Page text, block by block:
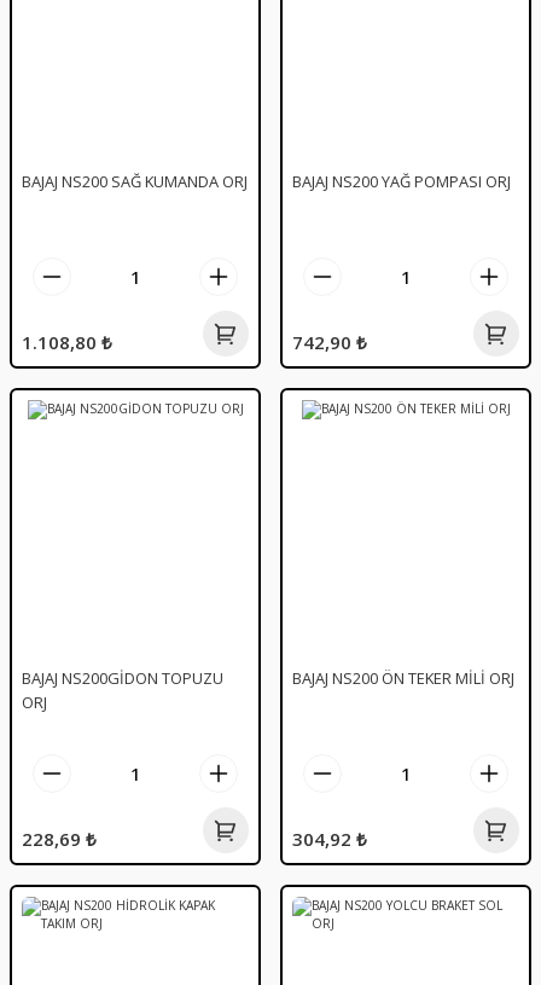
BAJAJ NS200 SAĞ KUMANDA ORJ
1.108,80 ₺
BAJAJ NS200 YAĞ POMPASI ORJ
742,90 ₺
BAJAJ NS200GİDON TOPUZU
ORJ
228,69 ₺
BAJAJ NS200 ÖN TEKER MİLİ ORJ
304,92 ₺